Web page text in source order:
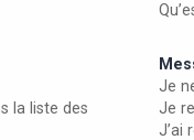
la liste des
Je
Je
J’ai